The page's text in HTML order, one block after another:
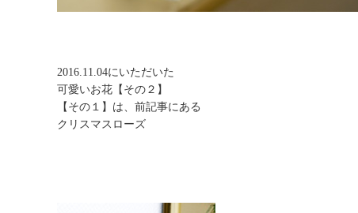
2016.11.04にいただいた
可愛いお花【その２】
【その１】は、前記事にある
クリスマスローズ